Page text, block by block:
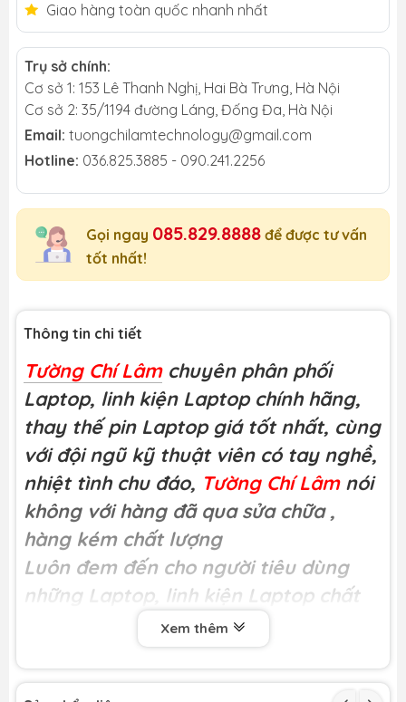
Giao hàng toàn quốc nhanh nhất
Trụ sở chính:
Cơ sở 1: 153 Lê Thanh Nghị, Hai Bà Trưng, Hà Nội
Cơ sở 2: 35/1194 đường Láng, Đống Đa, Hà Nội
Email: tuongchilamtechnology@gmail.com
Hotline: 036.825.3885 - 090.241.2256
Gọi ngay 085.829.8888 để được tư vấn
tốt nhất!
Thông tin chi tiết
Tường Chí Lâm chuyên phân phối
Laptop, linh kiện Laptop chính hãng,
thay thế pin Laptop giá tốt nhất, cùng
với đội ngũ kỹ thuật viên có tay nghề,
nhiệt tình chu đáo, Tường Chí Lâm nói
không với hàng đã qua sửa chữa ,
hàng kém chất lượng
Luôn đem đến cho người tiêu dùng
những Laptop, linh kiện Laptop chất
Miễn phí công thay tạiTường Chí Lâm
Khách hàng có thể trực tiếp xem kĩ
Xem thêm